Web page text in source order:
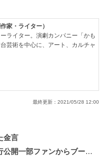
家・ライター）
ライター。演劇カンパニー「かも
芸術を中心に、アート、カルチャ
最終更新： 2021/05/28 12:00
金言
部ファンからブーイング！